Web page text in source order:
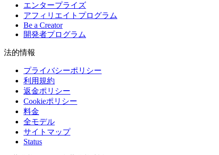
エンタープライズ
アフィリエイトプログラム
Be a Creator
開発者プログラム
法的情報
プライバシーポリシー
利用規約
返金ポリシー
Cookieポリシー
料金
全モデル
サイトマップ
Status